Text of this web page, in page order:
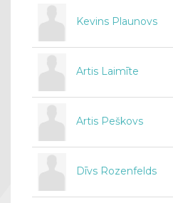
Kevins Plaunovs
Artis Laimīte
Artis Peškovs
Dīvs Rozenfelds